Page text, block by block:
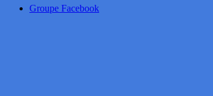
Groupe Facebook